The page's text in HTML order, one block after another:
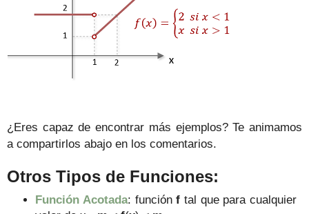
¿Eres capaz de encontrar más ejemplos? Te animamos
a compartirlos abajo en los comentarios.
Otros Tipos de Funciones:
Función Acotada: funciónf tal que para cualquier